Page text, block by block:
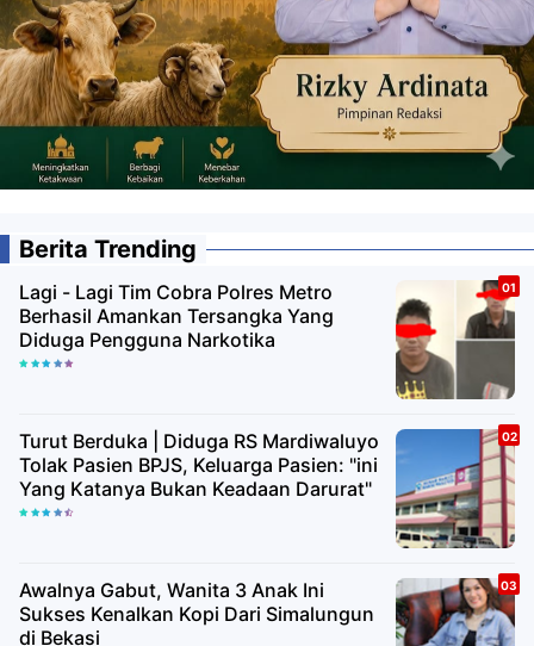
Berita Trending
Lagi - Lagi Tim Cobra Polres Metro
Berhasil Amankan Tersangka Yang
Diduga Pengguna Narkotika
Turut Berduka | Diduga RS Mardiwaluyo
Tolak Pasien BPJS, Keluarga Pasien: "ini
Yang Katanya Bukan Keadaan Darurat"
Awalnya Gabut, Wanita 3 Anak Ini
Sukses Kenalkan Kopi Dari Simalungun
di Bekasi